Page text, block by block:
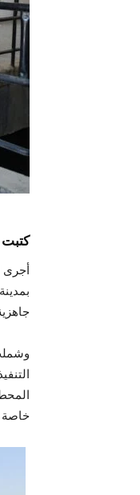
كتبت
أجرى
خاصة